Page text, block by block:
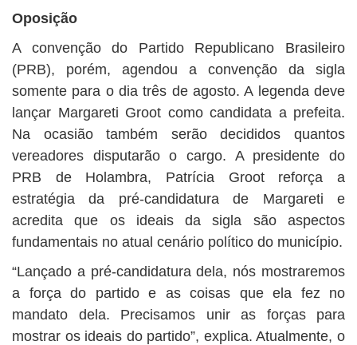
Oposição
A convenção do Partido Republicano Brasileiro
(PRB), porém, agendou a convenção da sigla
somente para o dia três de agosto. A legenda deve
lançar Margareti Groot como candidata a prefeita.
Na ocasião também serão decididos quantos
vereadores disputarão o cargo. A presidente do
PRB de Holambra, Patrícia Groot reforça a
estratégia da pré-candidatura de Margareti e
acredita que os ideais da sigla são aspectos
fundamentais no atual cenário político do município.
“Lançado a pré-candidatura dela, nós mostraremos
a força do partido e as coisas que ela fez no
mandato dela. Precisamos unir as forças para
mostrar os ideais do partido”, explica. Atualmente, o